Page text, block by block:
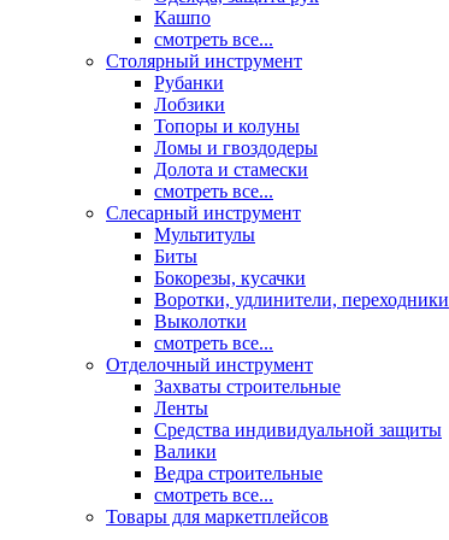
Кашпо
смотреть все...
Столярный инструмент
Рубанки
Лобзики
Топоры и колуны
Ломы и гвоздодеры
Долота и стамески
смотреть все...
Слесарный инструмент
Мультитулы
Биты
Бокорезы, кусачки
Воротки, удлинители, переходники
Выколотки
смотреть все...
Отделочный инструмент
Захваты строительные
Ленты
Средства индивидуальной защиты
Валики
Ведра строительные
смотреть все...
Товары для маркетплейсов